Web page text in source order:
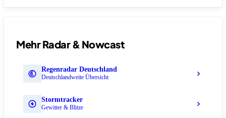
Mehr Radar & Nowcast
Regenradar Deutschland
Deutschlandweite Übersicht
Stormtracker
Gewitter & Blitze